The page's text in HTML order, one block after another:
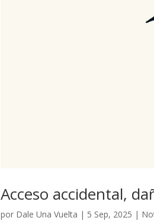
Acceso accidental,
por Dale Una Vuelta | 5 Sep, 2025 |